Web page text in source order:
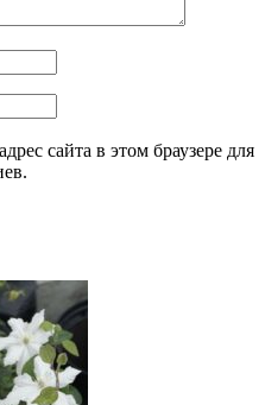
сайта в этом браузере для